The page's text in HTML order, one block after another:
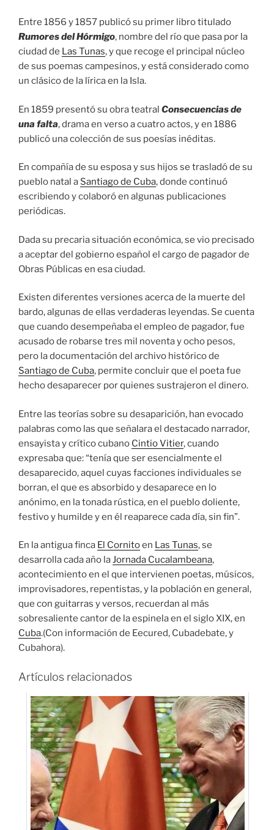
Entre 1856 y 1857 publicó su primer libro titulado
Rumores del Hórmigo, nombre del río que pasa por la
ciudad de Las Tunas, y que recoge el principal núcleo
de sus poemas campesinos, y está considerado como
un clásico de la lírica en la Isla.
En 1859 presentó su obra teatral Consecuencias de
una falta, drama en verso a cuatro actos, y en 1886
publicó una colección de sus poesías inéditas.
En compañía de su esposa y sus hijos se trasladó de su
pueblo natal a Santiago de Cuba, donde continuó
escribiendo y colaboró en algunas publicaciones
periódicas.
Dada su precaria situación económica, se vio precisado
a aceptar del gobierno español el cargo de pagador de
Obras Públicas en esa ciudad.
Existen diferentes versiones acerca de la muerte del
bardo, algunas de ellas verdaderas leyendas. Se cuenta
que cuando desempeñaba el empleo de pagador, fue
acusado de robarse tres mil noventa y ocho pesos,
pero la documentación del archivo histórico de
Santiago de Cuba, permite concluir que el poeta fue
hecho desaparecer por quienes sustrajeron el dinero.
Entre las teorías sobre su desaparición, han evocado
palabras como las que señalara el destacado narrador,
ensayista y crítico cubano Cintio Vitier, cuando
expresaba que: “tenía que ser esencialmente el
desaparecido, aquel cuyas facciones individuales se
borran, el que es absorbido y desaparece en lo
anónimo, en la tonada rústica, en el pueblo doliente,
festivo y humilde y en él reaparece cada día, sin fin”.
En la antigua finca El Cornitoen Las Tunas, se
desarrolla cada año laJornada Cucalambeana,
acontecimiento en el que intervienen poetas, músicos,
improvisadores, repentistas, y la población en general,
que con guitarras y versos, recuerdan al más
sobresaliente cantor de la espinela en el siglo XIX, en
Cuba.(Con información de Eecured, Cubadebate, y
Cubahora).
Artículos relacionados